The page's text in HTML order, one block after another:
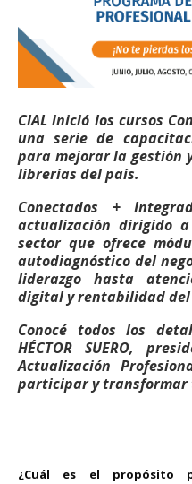
CIAL inició los cursos
una serie de
para mejorar la gestión
librerías del país.
Conectados +
actualización dirigido
sector que ofrece
autodiagnóstico del
liderazgo hasta
digital y rentabilidad del
Conocé todos los
HÉCTOR SUERO,
Actualización
participar y transformar
¿Cuál es el propósito